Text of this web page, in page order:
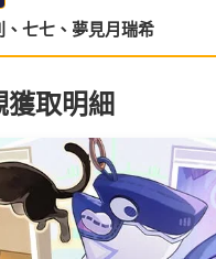
七七、夢見月瑞希
取明細